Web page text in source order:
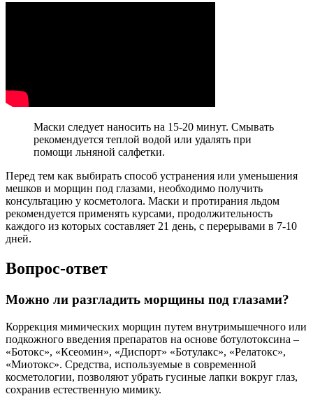
Маски следует наносить на 15-20 минут. Смывать
рекомендуется теплой водой или удалять при
помощи льняной салфетки.
Перед тем как выбирать способ устранения или уменьшения
мешков и морщин под глазами, необходимо получить
консультацию у косметолога. Маски и протирания льдом
рекомендуется применять курсами, продолжительность
каждого из которых составляет 21 день, с перерывами в 7-10
дней.
Вопрос-ответ
Можно ли разгладить морщины под глазами?
Коррекция мимических морщин путем внутримышечного или
подкожного введения препаратов на основе ботулотоксина –
«Ботокс», «Ксеомин», «Диспорт» «Ботулакс», «Релатокс»,
«Миотокс». Средства, используемые в современной
косметологии, позволяют убрать гусиные лапки вокруг глаз,
сохранив естественную мимику.